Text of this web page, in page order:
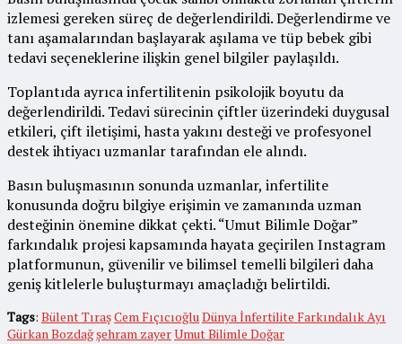
izlemesi gereken süreç de değerlendirildi. Değerlendirme ve
tanı aşamalarından başlayarak aşılama ve tüp bebek gibi
tedavi seçeneklerine ilişkin genel bilgiler paylaşıldı.
Toplantıda ayrıca infertilitenin psikolojik boyutu da
değerlendirildi. Tedavi sürecinin çiftler üzerindeki duygusal
etkileri, çift iletişimi, hasta yakını desteği ve profesyonel
destek ihtiyacı uzmanlar tarafından ele alındı.
Basın buluşmasının sonunda uzmanlar, infertilite
konusunda doğru bilgiye erişimin ve zamanında uzman
desteğinin önemine dikkat çekti. “Umut Bilimle Doğar”
farkındalık projesi kapsamında hayata geçirilen Instagram
platformunun, güvenilir ve bilimsel temelli bilgileri daha
geniş kitlelerle buluşturmayı amaçladığı belirtildi.
Tags: Bülent TıraşCem FıçıcıoğluDünya İnfertilite Farkındalık Ayı
Gürkan Bozdağşehram zayerUmut Bilimle Doğar